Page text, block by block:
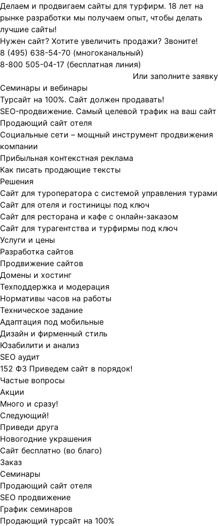
Делаем и продвигаем сайты для турфирм. 18 лет на
рынке разработки мы получаем опыт, чтобы делать
лучшие сайты!
Нужен сайт? Хотите увеличить продажи? Звоните!
8 (495) 638-54-70 (многоканальный)
8-800 505-04-17 (бесплатная линия)
Или заполните заявку
Семинары и вебинары
Турсайт на 100%. Сайт должен продавать!
SEO-продвижение. Самый целевой трафик на ваш сайт
Продающий сайт отеля
Социальные сети – мощный инструмент продвижения
компании
Прибыльная контекстная реклама
Как писать продающие тексты
Решения
Сайт для туроператора с системой управления турами
Сайт для отеля и гостиницы под ключ
Сайт для ресторана и кафе с онлайн-заказом
Сайт для турагентства и турфирмы под ключ
Услуги и цены
Разработка сайтов
Продвижение сайтов
Домены и хостинг
Техподдержка и модерация
Нормативы часов на работы
Техническое задание
Адаптация под мобильные
Дизайн и фирменный стиль
Юзабилити и анализ
SEO аудит
152 ФЗ Приведем сайт в порядок!
Частые вопросы
Акции
Много и сразу!
Следующий!
Приведи друга
Новогодние украшения
Сайт бесплатно (во благо)
Заказ
Cеминары
Продающий сайт отеля
SEO продвижение
График семинаров
Продающий турсайт на 100%